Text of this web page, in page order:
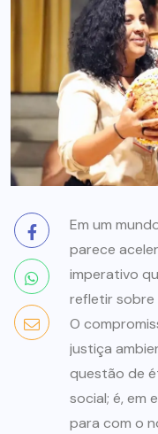
Em um
parece
imperativo
refletir sobre
O
justiça
questão de
social; é, em
para com o